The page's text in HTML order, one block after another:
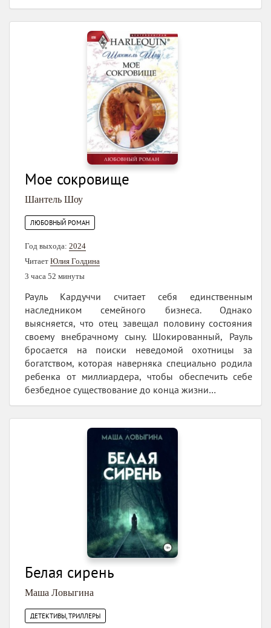
Мое сокровище
Шантель Шоу
ЛЮБОВНЫЙ РОМАН
Год выхода: 2024
Читает Юлия Голдина
3 часа 52 минуты
Рауль Кардуччи считает себя единственным
наследником семейного бизнеса. Однако
выясняется, что отец завещал половину состояния
своему внебрачному сыну. Шокированный, Рауль
бросается на поиски неведомой охотницы за
богатством, которая наверняка специально родила
ребенка от миллиардера, чтобы обеспечить себе
безбедное существование до конца жизни…
Белая сирень
Маша Ловыгина
ДЕТЕКТИВЫ, ТРИЛЛЕРЫ